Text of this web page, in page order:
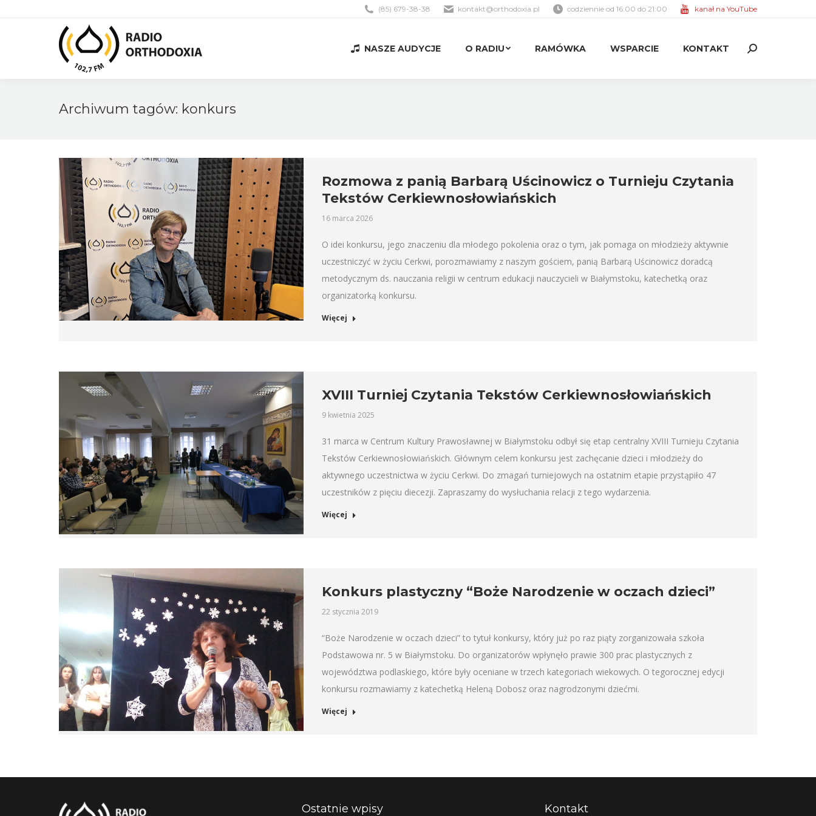
(85) 679-38-38 kontakt@orthodoxia.pl codziennie od 16:00 do 21:00 kanał na YouTube
NASZE AUDYCJE O RADIU RAMÓWKA WSPARCIE KONTAKT Search:
Archiwum tagów: konkurs
Rozmowa z panią Barbarą Uścinowicz o Turnieju Czytania
Tekstów Cerkiewnosłowiańskich
16 marca 2026
O idei konkursu, jego znaczeniu dla młodego pokolenia oraz o tym, jak pomaga on młodzieży aktywnie
uczestniczyć w życiu Cerkwi, porozmawiamy z naszym gościem, panią Barbarą Uścinowicz doradcą
metodycznym ds. nauczania religii w centrum edukacji nauczycieli w Białymstoku, katechetką oraz
organizatorką konkursu.
Więcej
XVIII Turniej Czytania Tekstów Cerkiewnosłowiańskich
9 kwietnia 2025
31 marca w Centrum Kultury Prawosławnej w Białymstoku odbył się etap centralny XVIII Turnieju Czytania
Tekstów Cerkiewnosłowiańskich. Głównym celem konkursu jest zachęcanie dzieci i młodzieży do
aktywnego uczestnictwa w życiu Cerkwi. Do zmagań turniejowych na ostatnim etapie przystąpiło 47
uczestników z pięciu diecezji. Zapraszamy do wysłuchania relacji z tego wydarzenia.
Więcej
Konkurs plastyczny “Boże Narodzenie w oczach dzieci”
22 stycznia 2019
“Boże Narodzenie w oczach dzieci” to tytuł konkursy, który już po raz piąty zorganizowała szkoła
Podstawowa nr. 5 w Białymstoku. Do organizatorów wpłynęło prawie 300 prac plastycznych z
województwa podlaskiego, które były oceniane w trzech kategoriach wiekowych. O tegorocznej edycji
konkursu rozmawiamy z katechetką Heleną Dobosz oraz nagrodzonymi dziećmi.
Więcej
Ostatnie wpisy Kontakt